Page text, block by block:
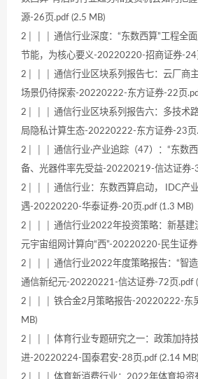
源-26页.pdf (2.5 MB)
2│ │ │ 通信行业深度：“东数西算”工程全
节能，为核心要义-20220220-招商证券-24
2│ │ │ 通信行业区块系列报告七：云厂商
场景仍待探索-20220222-东方证券-22页
2│ │ │ 通信行业区块系列报告六：多技术
局隐私计算生态-20220222-东方证券-23页
2│ │ │ 通信行业·产业追踪（47）：“东数
备、光器件率先受益-20220219-信达证券-
2│ │ │ 通信行业：东数西算启动， IDC产
遇-20220220-华泰证券-20页.pdf (1.3 MB)
2│ │ │ 通信行业2022年投资策略：新基建
元宇宙组网计算向“西”-20220220-民生证
2│ │ │ 通信行业2022年度策略报告：“智
通信新纪元-20220221-信达证券-72页.pdf
2│ │ │ 铁合金2月策略报告-20220222-东
MB)
2│ │ │ 体育行业专题研究之一：政策加持
进-20220224-国泰君安-28页.pdf (2.14 MB)